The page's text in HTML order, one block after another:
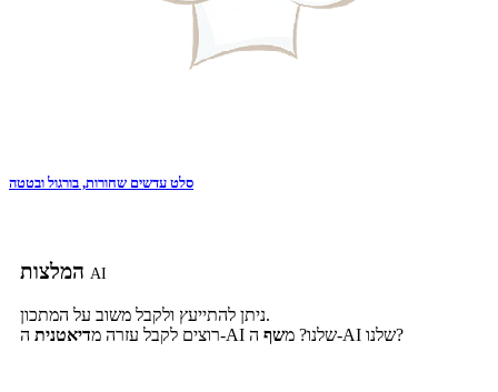
סלט עדשים שחורות, בורגול ובטטה
AI
ניתן להתייעץ ולקבל משוב על המתכון.
רוצים לקבל עזרה מדיאטנית ה-AI שלנו? משף ה-AI שלנו?